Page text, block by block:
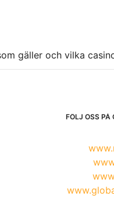
gäller och vilka
FÖLJ OSS PÅ